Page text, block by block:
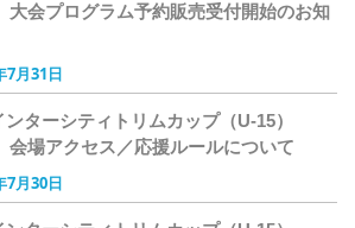
会プログラム予約販売受付開始のお知
7月31日
ターシティトリムカップ（U-15）
場アクセス／応援ルールについて
7月30日